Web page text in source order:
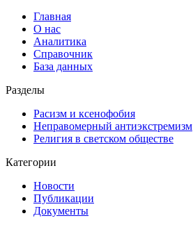
Главная
О нас
Аналитика
Справочник
База данных
Разделы
Расизм и ксенофобия
Неправомерный антиэкстремизм
Религия в светском обществе
Категории
Новости
Публикации
Документы